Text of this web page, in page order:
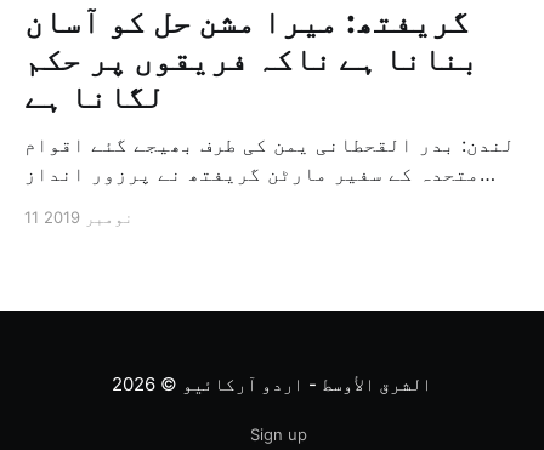
گریفتھ: میرا مشن حل کو آسان
بنانا ہے ناکہ فریقوں پر حکم
لگانا ہے
لندن: بدر القحطانی یمن کی طرف بھیجے گئے اقوام
متحدہ کے سفیر مارٹن گریفتھ نے پرزور انداز
ثالثی اور اس کشمکش کی حدبندی کرنے کے لئے ایک
11 نومبر 2019
الشرق الأوسط - اردو آرکائیو © 2026
Sign up